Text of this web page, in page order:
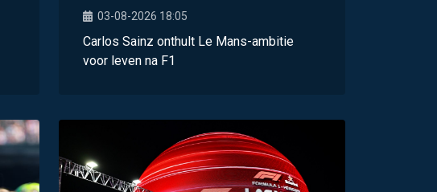
03-08-2026 18:05
Carlos Sainz onthult Le Mans-ambitie
voor leven na F1